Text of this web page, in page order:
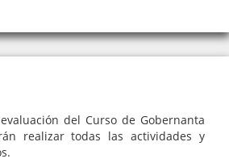
del Curso de Gobernanta
realizar todas las actividades y